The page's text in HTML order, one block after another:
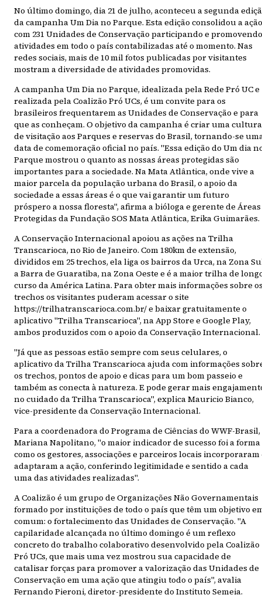
No último domingo, dia 21 de julho, aconteceu a segunda
da campanha Um Dia no Parque. Esta edição consolidou a
com 231 Unidades de Conservação participando e promovendo
atividades em todo o país contabilizadas até o momento. Nas
redes sociais, mais de 10 mil fotos publicadas por visitantes
mostram a diversidade de atividades promovidas.
A campanha Um Dia no Parque, idealizada pela Rede Pró UC e
realizada pela Coalizão Pró UCs, é um convite para os
brasileiros frequentarem as Unidades de Conservação e para
que as conheçam. O objetivo da campanha é criar uma cultura
de visitação aos Parques e reservas do Brasil, tornando-se
data de comemoração oficial no país. "Essa edição do Um dia
Parque mostrou o quanto as nossas áreas protegidas são
importantes para a sociedade. Na Mata Atlântica, onde vive a
maior parcela da população urbana do Brasil, o apoio da
sociedade a essas áreas é o que vai garantir um futuro
próspero a nossa floresta", afirma a bióloga e gerente de Áreas
Protegidas da Fundação SOS Mata Atlântica, Erika Guimarães.
A Conservação Internacional apoiou as ações na Trilha
Transcarioca, no Rio de Janeiro. Com 180km de extensão,
divididos em 25 trechos, ela liga os bairros da Urca, na Zona
a Barra de Guaratiba, na Zona Oeste e é a maior trilha de
curso da América Latina. Para obter mais informações sobre
trechos os visitantes puderam acessar o site
https://trilhatranscarioca.com.br/ e baixar gratuitamente o
aplicativo "Trilha Transcarioca", na App Store e Google Play,
ambos produzidos com o apoio da Conservação Internacional.​
"Já que as pessoas estão sempre com seus celulares, o
aplicativo da Trilha Transcarioca ajuda com informações
os trechos, pontos de apoio e dicas para um bom passeio e
também as conecta à natureza. E pode gerar mais
no cuidado da Trilha Transcarioca", explica Mauricio Bianco,
vice-presidente da Conservação Internacional.
Para a coordenadora do Programa de Ciências do WWF-Brasil,
Mariana Napolitano, "o maior indicador de sucesso foi a forma
como os gestores, associações e parceiros locais incorporaram
adaptaram a ação, conferindo legitimidade e sentido a cada
uma das atividades realizadas".
A Coalizão é um grupo de Organizações Não Governamentais
formado por instituições de todo o país que têm um objetivo
comum: o fortalecimento das Unidades de Conservação. "A
capilaridade alcançada no último domingo é um reflexo
concreto do trabalho colaborativo desenvolvido pela Coalizão
Pró UCs, que mais uma vez mostrou sua capacidade de
catalisar forças para promover a valorização das Unidades de
Conservação em uma ação que atingiu todo o país", avalia
Fernando Pieroni, diretor-presidente do Instituto Semeia.